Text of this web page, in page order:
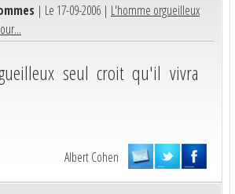
| Le 17-09-2006 | L'homme orgueilleux
seul croit qu'il vivra
Albert Cohen